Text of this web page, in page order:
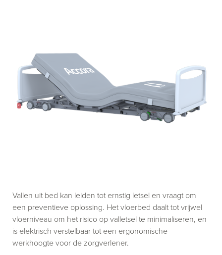
Vallen uit bed kan leiden tot ernstig letsel en vraagt om
een preventieve oplossing. Het vloerbed daalt tot vrijwel
vloerniveau om het risico op valletsel te minimaliseren, en
is elektrisch verstelbaar tot een ergonomische
werkhoogte voor de zorgverlener.